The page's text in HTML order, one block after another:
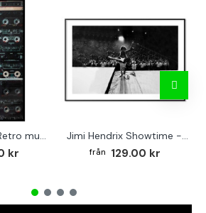
Kassettband - Retro musik poster
kr
Jimi Hendrix Showtime - Svartvit musik affisch
129.00 kr